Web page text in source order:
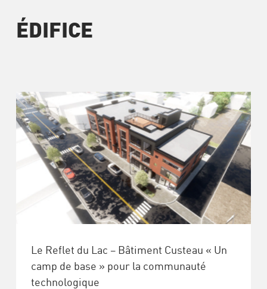
ÉDIFICE
Le Reflet du Lac – Bâtiment Custeau « Un
camp de base » pour la communauté
technologique